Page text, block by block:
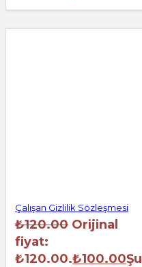
Çalışan Gizlilik Sözleşmesi
₺120.00 Orijinal
fiyat:
₺120.00.₺100.00Şu